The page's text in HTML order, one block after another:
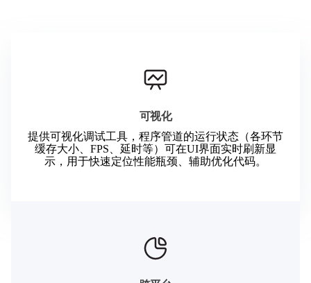
可视化
提供可视化调试工具，程序管道的运行状态（各环节
缓存大小、FPS、延时等）可在UI界面实时刷新显
示，用于快速定位性能瓶颈、辅助优化代码。